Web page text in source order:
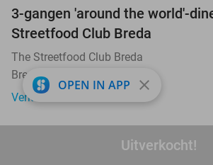
Uitverkocht!
3-gangen 'around the world'-
Streetfood Club Breda
The Streetfood Club Breda
Breda
Verkocht: 1.519
OPEN IN APP close